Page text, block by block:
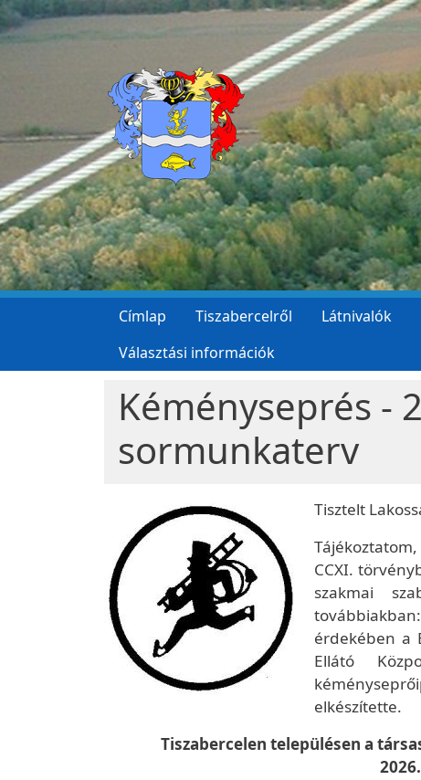
Ugrás a tartalomra
Címlap Tiszabercelről Látnivalók
Választási információk
Kéményseprés -
sormunkaterv
Tisztelt
CCXI.
szakmai
érdekében a
Ellátó
elkészítette.
Tiszabercelen településen a